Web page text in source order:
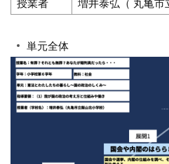
授業者 増井泰弘（ 丸亀市
単元全体